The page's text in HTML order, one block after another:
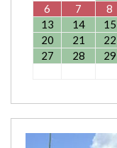
6
7 8
13
14 15
20
21 22
27
28 29